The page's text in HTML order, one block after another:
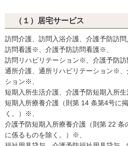
（１）居宅サービス
訪問介護、訪問入浴介護、介護予防訪問
訪問看護※、介護予防訪問看護※、
訪問リハビリテーション※、介護予防訪
通所介護、通所リハビリテーション※
ション※、
短期入所生活介護、介護予防短期入所生
短期入所療養介護（則第 14 条第4号に
く。）※、
介護予防短期入所療養介護（則第 22 条
に係るものを除く。）※、